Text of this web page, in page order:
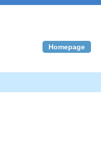
Homepage